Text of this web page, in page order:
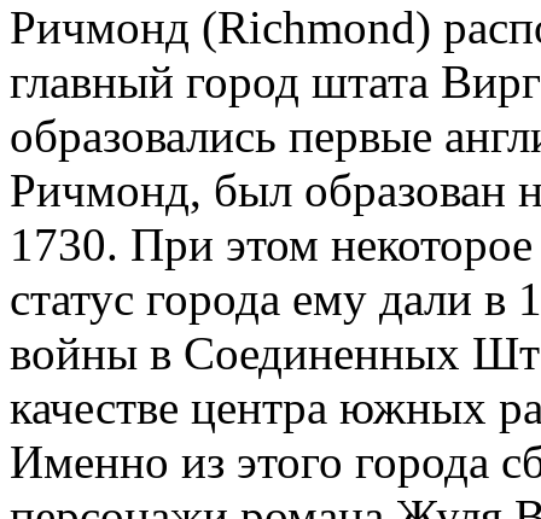
Ричмонд (Richmond)
главный город штата
образовались первые
Ричмонд, был образован
1730. При этом
статус города ему дали
войны в Соединенных
качестве центра южных
Именно из этого города